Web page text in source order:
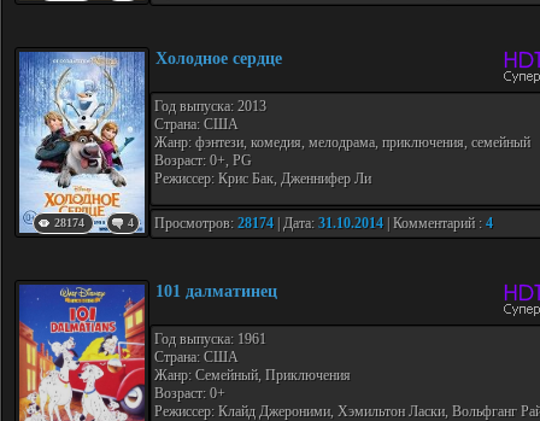
28174 4
Холодное сердце
Год выпуска: 2013
Страна: США
Жанр: фэнтези, комедия, мелодрама, приключения, семейный
Возраст: 0+, PG
Режиссер: Крис Бак, Дженнифер Ли
Просмотров: 28174 | Дата: 31.10.2014 | Комментарий : 4
101 далматинец
Год выпуска: 1961
Страна: США
Жанр: Семейный, Приключения
Возраст: 0+
Режиссер: Клайд Джероними, Хэмильтон Ласки, Вольфганг